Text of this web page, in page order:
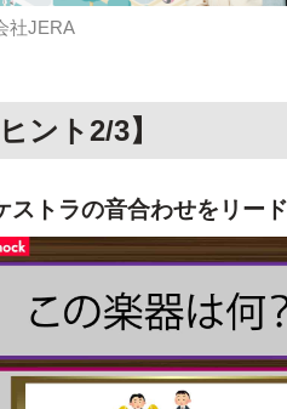
社JERA
ヒント2/3】
ストラの音合わせをリー